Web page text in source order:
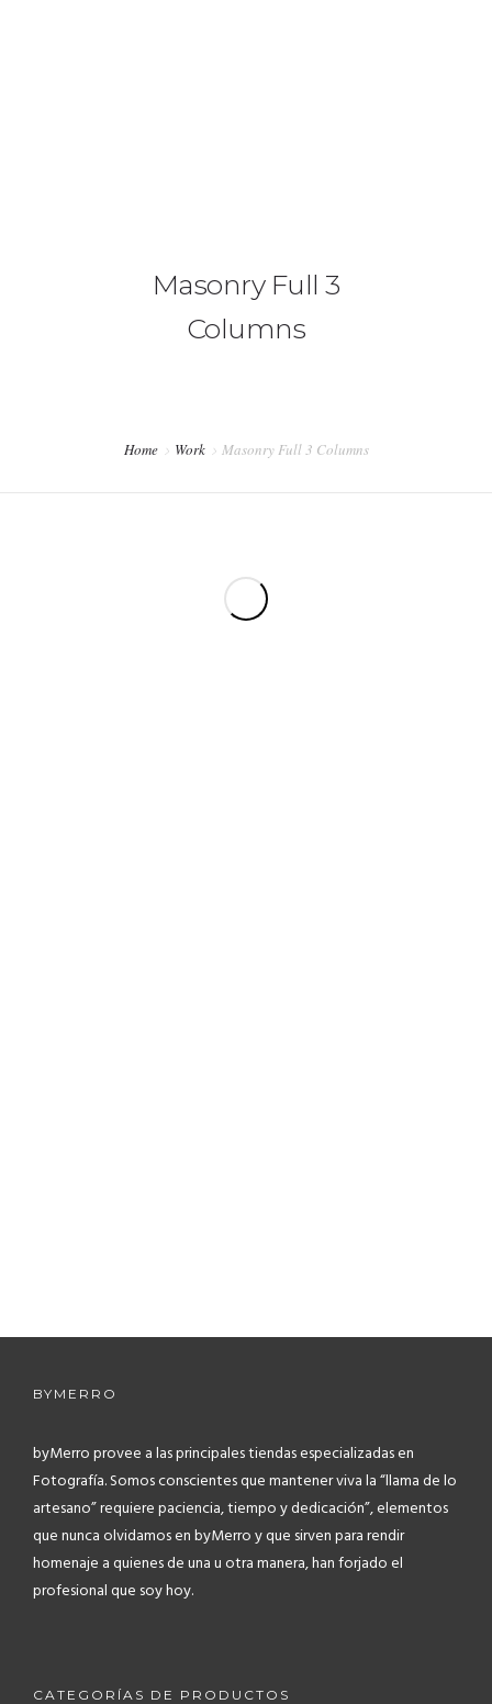
Masonry Full 3
Columns
Home Work Masonry Full 3 Columns
BYMERRO
byMerro provee a las principales tiendas especializadas en
Fotografía.Somos conscientes que mantener viva la “llama de lo
artesano” requiere paciencia, tiempo y dedicación”, elementos
que nunca olvidamos en byMerro y que sirven para rendir
homenaje a quienes de una u otra manera, han forjado el
profesional que soy hoy.
CATEGORÍAS DE PRODUCTOS